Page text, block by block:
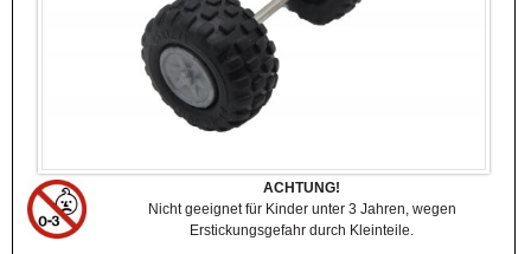
ACHTUNG!
Nicht geeignet für Kinder unter 3 Jahren, wegen
Erstickungsgefahr durch Kleinteile.